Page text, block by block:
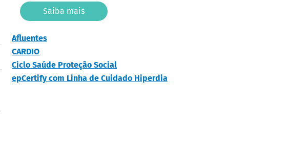
Saiba mais
Afluentes
CARDIO
Ciclo Saúde Proteção Social
epCertify com Linha de Cuidado Hiperdia